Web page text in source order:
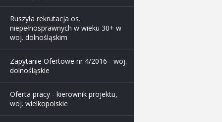
Ruszyła rekrutacja os.
niepełnosprawnych w wieku 30+ w
woj. dolnośląskim
Zapytanie Ofertowe nr 4/2016 - woj.
dolnośląskie
Oferta pracy - kierownik projektu,
woj. wielkopolskie